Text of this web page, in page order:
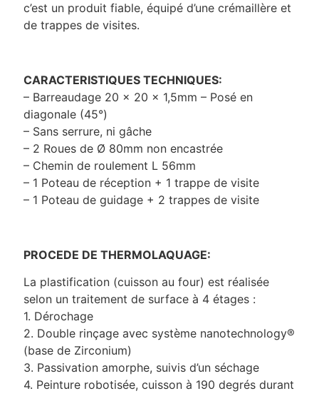
c’est un produit fiable, équipé d’une crémaillère et
de trappes de visites.
CARACTERISTIQUES TECHNIQUES:
– Barreaudage 20 x 20 x 1,5mm – Posé en
diagonale (45°)
– Sans serrure, ni gâche
– 2 Roues de Ø 80mm non encastrée
– Chemin de roulement L 56mm
– 1 Poteau de réception + 1 trappe de visite
– 1 Poteau de guidage + 2 trappes de visite
PROCEDE DE THERMOLAQUAGE:
La plastification (cuisson au four) est réalisée
selon un traitement de surface à 4 étages :
1. Dérochage
2. Double rinçage avec système nanotechnology®
(base de Zirconium)
3. Passivation amorphe, suivis d’un séchage
4. Peinture robotisée, cuisson à 190 degrés durant